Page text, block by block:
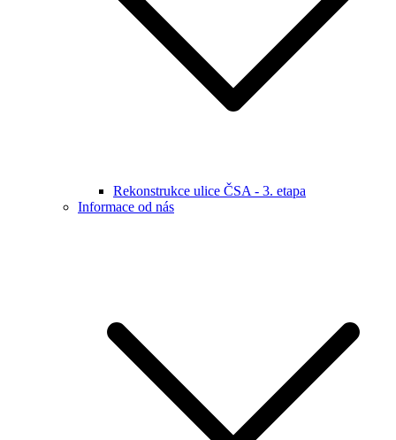
Rekonstrukce ulice ČSA - 3. etapa
Informace od nás